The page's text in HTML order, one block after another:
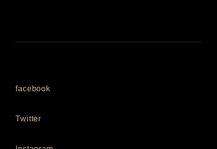
facebook
Twitter